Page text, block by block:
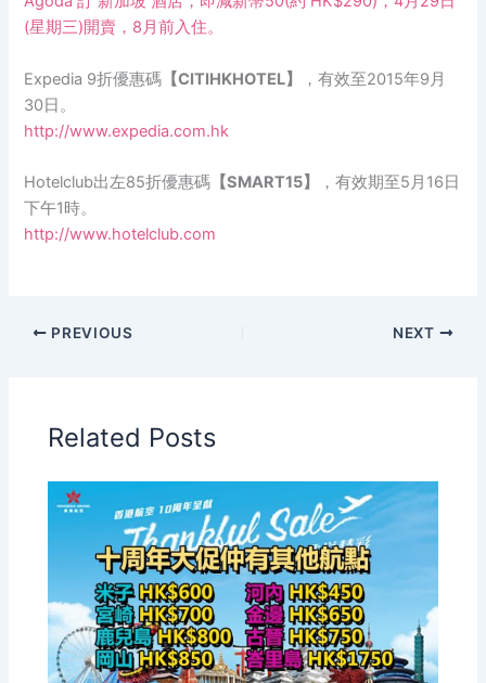
(星期三)開賣，8月前入住。
Expedia 9折優惠碼 【CITIHKHOTEL】
，有效至2015年9月
30日。
http://www.expedia.com.hk
Hotelclub出左85折優惠碼 【SMART15】
，有效期至5月16日
下午1時。
http://www.hotelclub.com
PREVIOUS NEXT
Related Posts